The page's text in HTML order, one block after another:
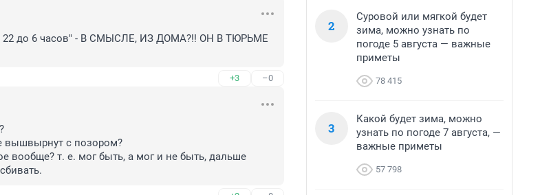
22 до 6 часов" - В СМЫСЛЕ, ИЗ ДОМА?!! ОН В ТЮРЬМЕ
+3 –0
вышвырнут с позором?
вообще? т. е. мог быть, а мог и не быть, дальше
2
Суровой или мягкой будет
зима, можно узнать по
погоде 5 августа — важные
приметы
78 415
3
Какой будет зима, можно
узнать по погоде 7 августа, —
важные приметы
57 798